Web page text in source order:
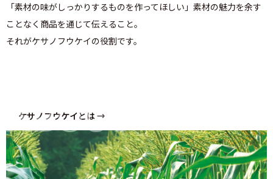
「素材の味がしっかりするものを作ってほしい」 素材の魅力を余す
ことなく商品を通じて伝えること。
それがケサノフウケイの役割です。
ABOUT
ケサノフウケイとは →